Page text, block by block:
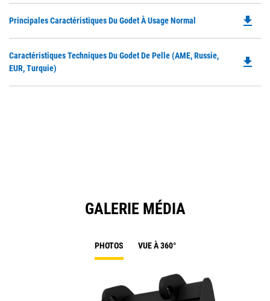
Principales Caractéristiques Du Godet À Usage Normal file_download
Caractéristiques Techniques Du Godet De Pelle (AME, Russie,
EUR, Turquie)
file_download
GALERIE MÉDIA
PHOTOS VUE À 360°